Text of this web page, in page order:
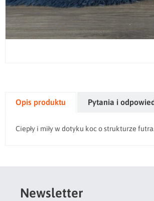
Opis produktu Pytania i
Ciepły i miły w dotyku koc o strukturze
Newsletter